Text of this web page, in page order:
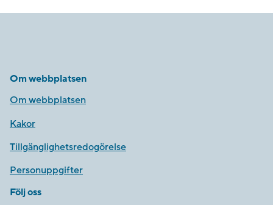
Om webbplatsen
Om webbplatsen
Kakor
Tillgänglighetsredogörelse
Personuppgifter
Följ oss